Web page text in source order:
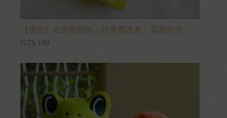
【現貨】蛤蜊麥糙粥｜好美農漁產｜嘉義布袋
NT$ 180